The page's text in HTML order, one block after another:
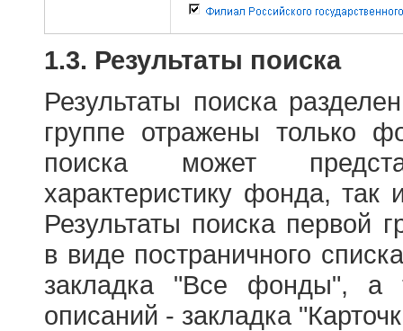
1.3. Результаты поиска
Результаты поиска
группе отражены только
поиска может
характеристику фонда,
Результаты поиска первой
в виде постраничного
закладка "Все фонды", а
описаний - закладка